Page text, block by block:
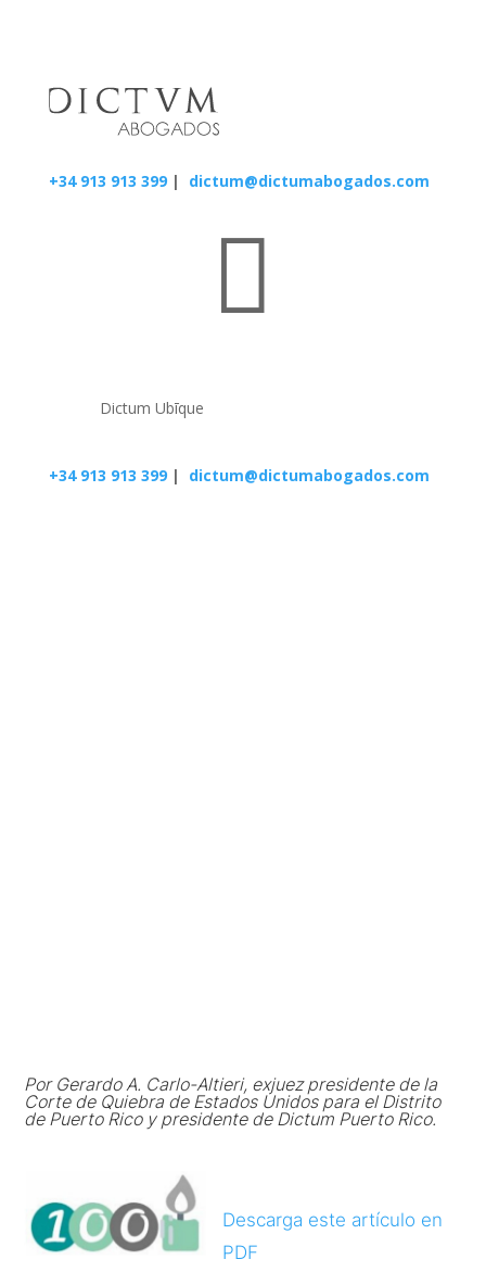
+34 913 913 399| dictum@dictumabogados.com

Dictum Ubīque
+34 913 913 399| dictum@dictumabogados.com
Por Gerardo A. Carlo-Altieri, exjuez presidente de la
Corte de Quiebra de Estados Unidos para el Distrito
de Puerto Rico y presidente de Dictum Puerto Rico.
Descarga este artículo en
PDF